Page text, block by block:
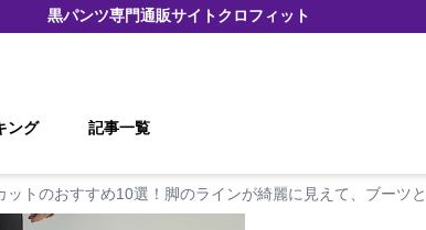
黒パンツ専門通販サイトクロフィット
ング 記事一覧
ットのおすすめ10選！脚のラインが綺麗に見えて、ブーツ